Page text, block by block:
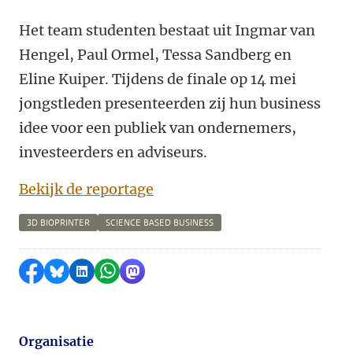
Het team studenten bestaat uit Ingmar van
Hengel, Paul Ormel, Tessa Sandberg en
Eline Kuiper. Tijdens de finale op 14 mei
jongstleden presenteerden zij hun business
idee voor een publiek van ondernemers,
investeerders en adviseurs.
Bekijk de reportage
3D BIOPRINTER SCIENCE BASED BUSINESS
Delen op Facebook
Delen via Bluesky
Delen op LinkedIn
Delen via WhatsApp
Delen via Mastodon
Organisatie